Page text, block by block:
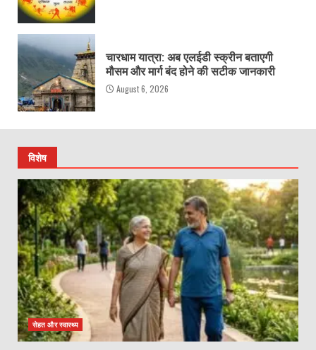
चारधाम यात्रा: अब एलईडी स्क्रीन बताएगी
मौसम और मार्ग बंद होने की सटीक जानकारी
August 6, 2026
विशेष
सेहत और स्वास्थ्य